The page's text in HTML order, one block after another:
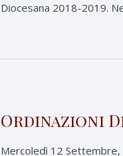
Diocesana 2018-2019.
Ordinazioni
Mercoledì 12 Settembre,